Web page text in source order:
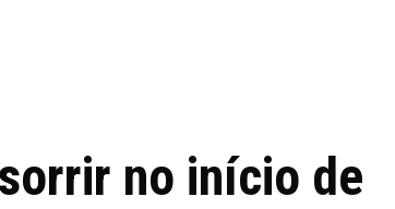
no início de